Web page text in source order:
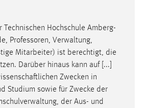
Hochschule Amberg-
Professoren, Verwaltung,
Mitarbeiter) ist berechtigt, die
Darüber hinaus kann auf [...]
Zwecken in
Studium sowie für Zwecke der
der Aus- und